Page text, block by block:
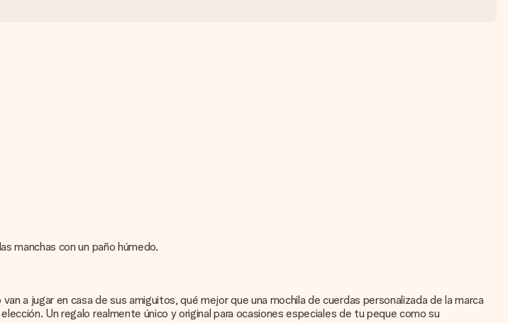
manchas con un paño húmedo.
a jugar en casa de sus amiguitos, qué mejor que una mochila de cuerdas personalizada de la marca
Un regalo realmente único y original para ocasiones especiales de tu peque como su